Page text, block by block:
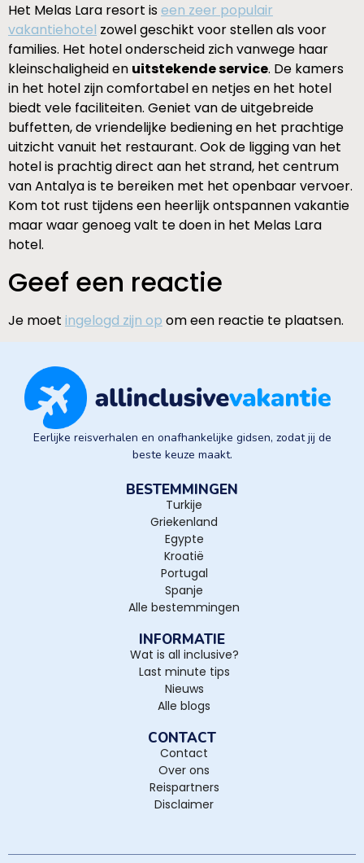
Het Melas Lara resort iseen zeer populair
vakantiehotel zowel geschikt voor stellen als voor
families. Het hotel onderscheid zich vanwege haar
kleinschaligheid en uitstekende service. De kamers
in het hotel zijn comfortabel en netjes en het hotel
biedt vele faciliteiten. Geniet van de uitgebreide
buffetten, de vriendelijke bediening en het prachtige
uitzicht vanuit het restaurant. Ook de ligging van het
hotel is prachtig direct aan het strand, het centrum
van Antalya is te bereiken met het openbaar vervoer.
Kom tot rust tijdens een heerlijk ontspannen vakantie
maar waar genoeg valt te doen in het Melas Lara
hotel.
Geef een reactie
Je moet ingelogd zijn op om een reactie te plaatsen.
Eerlijke reisverhalen en onafhankelijke gidsen, zodat jij de
beste keuze maakt.
BESTEMMINGEN
Turkije
Griekenland
Egypte
Kroatië
Portugal
Spanje
Alle bestemmingen
INFORMATIE
Wat is all inclusive?
Last minute tips
Nieuws
Alle blogs
CONTACT
Contact
Over ons
Reispartners
Disclaimer